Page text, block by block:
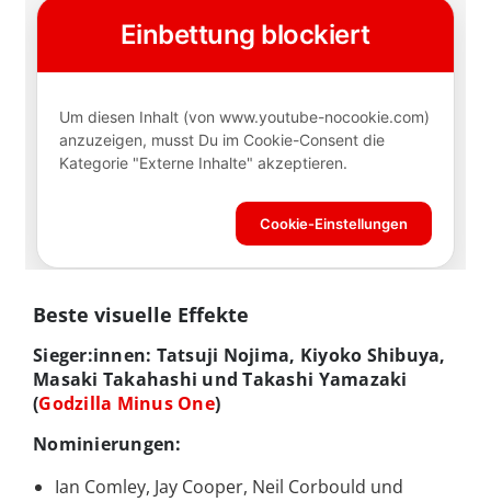
Beste visuelle Effekte
Sieger:innen: Tatsuji Nojima, Kiyoko Shibuya,
Masaki Takahashi und Takashi Yamazaki
(Godzilla Minus One)
Nominierungen:
Ian Comley, Jay Cooper, Neil Corbould und